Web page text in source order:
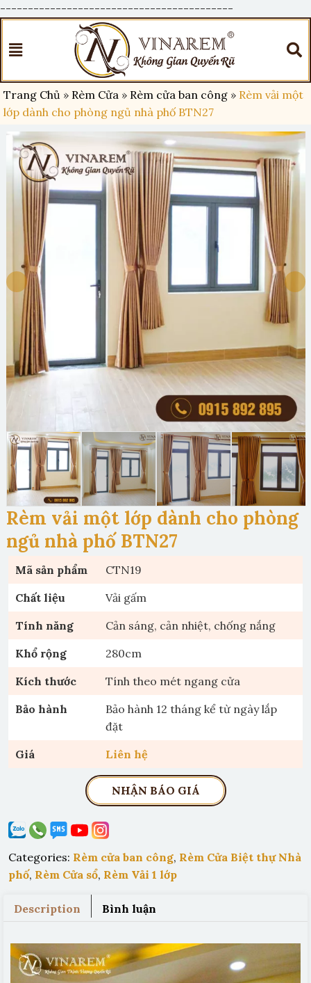
------------------------------------------
Trang Chủ » Rèm Cửa » Rèm cửa ban công » Rèm vải một
lớp dành cho phòng ngủ nhà phố BTN27
Rèm vải một lớp dành cho phòng
ngủ nhà phố BTN27
Mã sản phẩm
CTN19
Chất liệu
Vải gấm
Tính năng
Cản sáng, cản nhiệt, chống nắng
Khổ rộng
280cm
Kích thước
Tính theo mét ngang cửa
Bảo hành
Bảo hành 12 tháng kể từ ngày lắp
đặt
Giá
Liên hệ
NHẬN BÁO GIÁ
Categories: Rèm cửa ban công, Rèm Cửa Biệt thự Nhà
phố, Rèm Cửa sổ, Rèm Vải 1 lớp
Description Bình luận